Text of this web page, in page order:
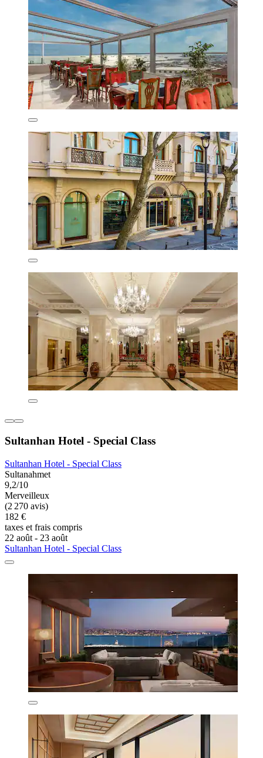
Sultanhan Hotel - Special Class
Sultanhan Hotel - Special Class
Sultanahmet
9,2/10
Merveilleux
(2 270 avis)
182 €
taxes et frais compris
22 août - 23 août
Sultanhan Hotel - Special Class